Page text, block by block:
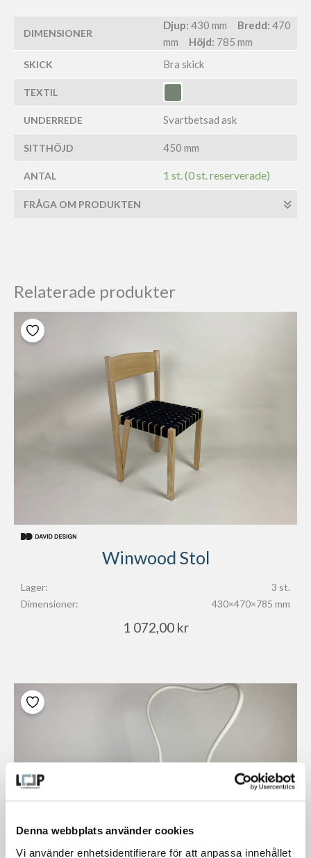
Denna webbplats använder cookies
Vi använder enhetsidentifierare för att anpassa innehållet
DIMENSIONER
Djup: 430 mm Bredd: 470
mm
Höjd: 785 mm
SKICK Bra skick
TEXTIL
UNDERREDE Svartbetsad ask
SITTHÖJD 450 mm
ANTAL 1 st. (0 st. reserverade)
FRÅGA OM PRODUKTEN
Relaterade produkter
Winwood Stol
Lager:
3 st.
Dimensioner:
430×470×785 mm
1 072,00 kr